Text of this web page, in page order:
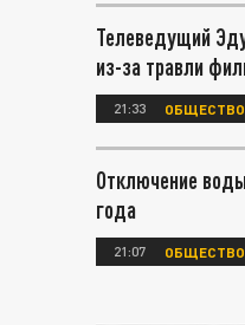
Телеведущий
из-за травли
21:33 ОБЩЕСТВО
Отключение
года
21:07 ОБЩЕСТВО